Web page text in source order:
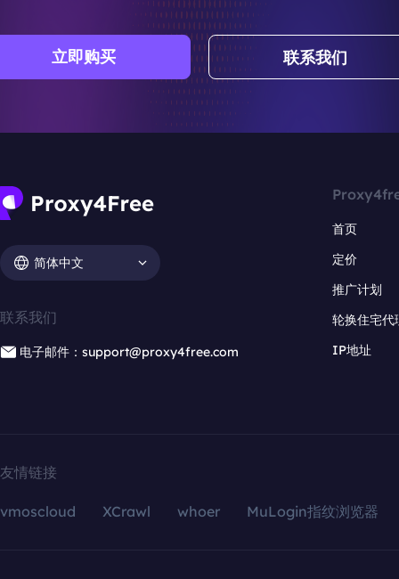
立即购买 联系我们
简体中文
联系我们
电子邮件：support@proxy4free.com
首页
定价
推广计划
轮换住宅代
IP地址
友情链接
vmoscloud XCrawl whoer MuLogin指纹浏览器